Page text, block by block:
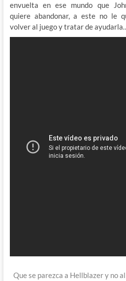
envuelta en ese mundo que
quiere abandonar, a este no le
volver al juego y tratar de
Que se parezca a Hellblazer y no